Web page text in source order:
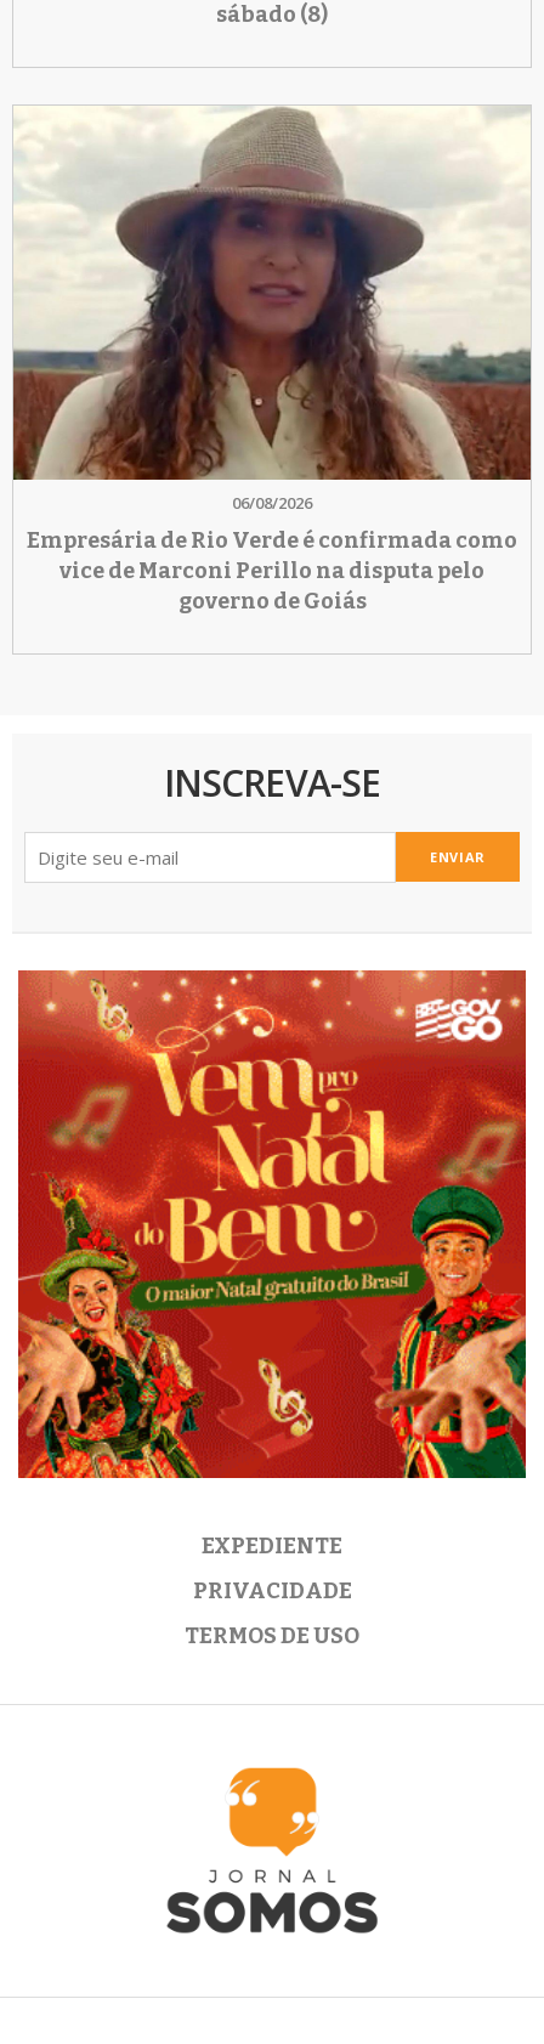
sábado (8)
06/08/2026
Empresária de Rio Verde é confirmada como
vice de Marconi Perillo na disputa pelo
governo de Goiás
INSCREVA-SE
ENVIAR
EXPEDIENTE
PRIVACIDADE
TERMOS DE USO